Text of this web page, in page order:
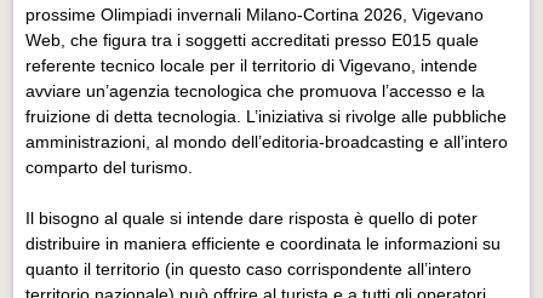
Eventi Vigevano
Eventi Vigevano
Eventi Pavia
Eventi Pavia
prossime Olimpiadi invernali Milano-Cortina 2026, Vigevano
Web, che figura tra i soggetti accreditati presso E015 quale
referente tecnico locale per il territorio di Vigevano, intende
avviare un’agenzia tecnologica che promuova l’accesso e la
fruizione di detta tecnologia. L’iniziativa si rivolge alle pubbliche
amministrazioni, al mondo dell’editoria-broadcasting e all’intero
comparto del turismo.
Il bisogno al quale si intende dare risposta è quello di poter
distribuire in maniera efficiente e coordinata le informazioni su
quanto il territorio (in questo caso corrispondente all’intero
territorio nazionale) può offrire al turista e a tutti gli operatori